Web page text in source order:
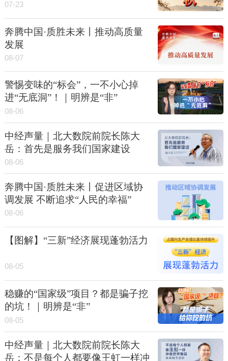
07-23
奔腾中国·质胜未来丨推动高质量
发展
08-07
警惕变味的“标会”，一不小心掉
进“无底洞”！｜明辨是“非”
08-06
中经声量｜北大数院前院长陈大
岳：首先是服务我们国家建设
08-06
奔腾中国·质胜未来丨促进区域协
调发展 不断追求“人民的幸福”
08-06
【图解】“三新”经济展现蓬勃活力
08-05
稳赚的“国家级”项目？都是骗子挖
的坑！｜明辨是“非”
08-05
中经声量｜北大数院前院长陈大
岳：不是每个人都要像王虹一样冲